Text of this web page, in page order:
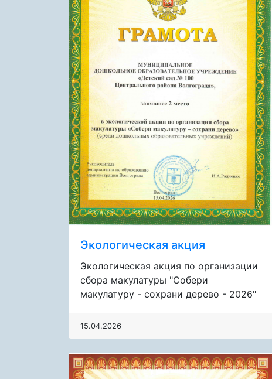
Экологическая акция
Экологическая акция по организации
сбора макулатуры "Собери
макулатуру - сохрани дерево - 2026"
15.04.2026